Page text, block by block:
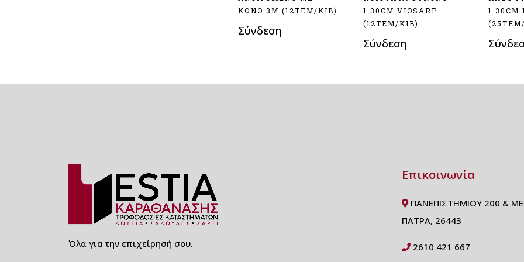
ΚΩΝΟ 3M (12ΤΕΜ/ΚΙΒ)
Σύνδεση
1.30CM VIOSARP
(12ΤΕΜ/ΚΙΒ)
Σύνδεση
1.30CM
ΧΑΡΤΙΝΑ -
ΚΡΑΦΤ ΚΑΙ ΛΕΥΚΑ
ΠΙΠΙΛΕΣ ΚΑΙ FLAT ΓΙΑ
Όλα για την επιχείρησή σου.
Επικοινωνία
ΠΑΝΕΠΙΣΤΗΜΙΟΥ 200 &
ΠΑΤΡΑ, 26443
2610 421 667